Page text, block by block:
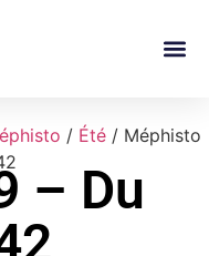
/ Été / Méphisto
– Du